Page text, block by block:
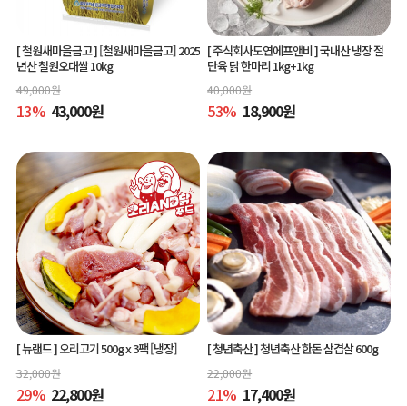
[ 철원새마을금고 ][철원새마을금고] 2025
년산 철원오대쌀 10kg
49,000원
13% 43,000원
[ 주식회사도연에프앤비 ]국내산 냉장 절
단육 닭 한마리 1kg+1kg
40,000원
53% 18,900원
[ 뉴랜드 ]오리고기 500g x 3팩 [냉장]
32,000원
29% 22,800원
[ 청년축산 ]청년축산 한돈 삼겹살 600g
22,000원
21% 17,400원